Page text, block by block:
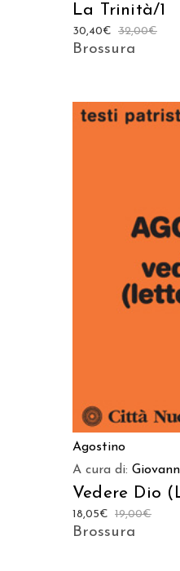
La Trinità/1
32,00€
30,40€
Brossura
AGGIUNGI
Agostino
A cura di:
Vedere Dio
19,00€
18,05€
Brossura